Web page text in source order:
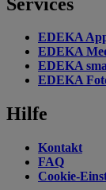
EDEKA
EDEKA
EDEKA
EDEKA
Hilfe
Kontakt
FAQ
Cookie-